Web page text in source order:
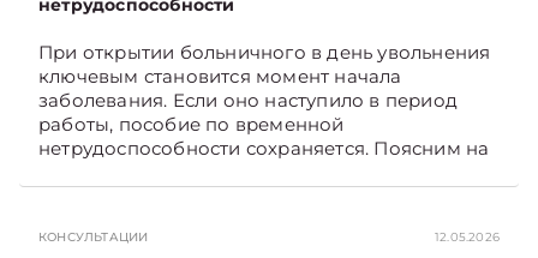
порядок их распределения. Подписывайтесь
экономике Беларуси — раньше, чем в новостях
TelegramViber
нетрудоспособности
При открытии больничного в день увольнения
ключевым становится момент начала
заболевания. Если оно наступило в период
работы, пособие по временной
нетрудоспособности сохраняется. Поясним на
КОНСУЛЬТАЦИИ 12.05.2026